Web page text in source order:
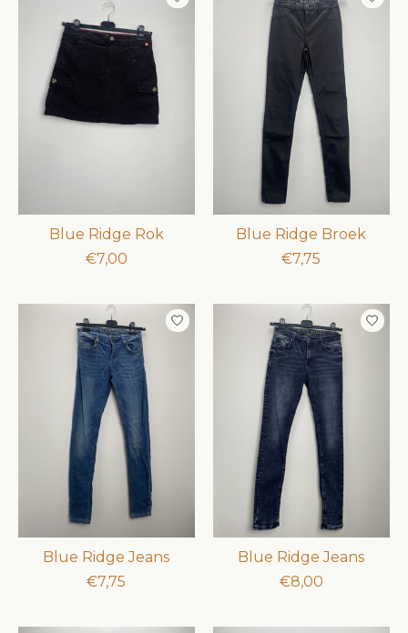
Blue Ridge Rok
€7,00
Blue Ridge Broek
€7,75
Blue Ridge Jeans
€7,75
Blue Ridge Jeans
€8,00